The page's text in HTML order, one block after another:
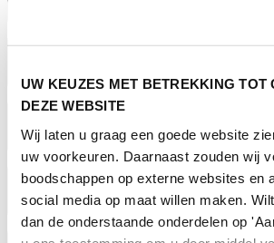
UW KEUZES MET BETREKKING TOT
DEZE WEBSITE
Wij laten u graag een goede website
uw voorkeuren. Daarnaast zouden wij
boodschappen op externe websites en
social media op maat willen maken.
dan de onderstaande onderdelen op